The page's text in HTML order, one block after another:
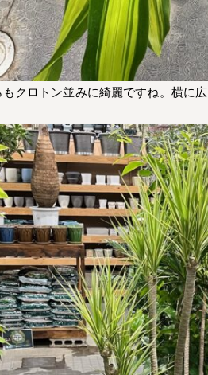
ロトン並みに綺麗ですね。横に広